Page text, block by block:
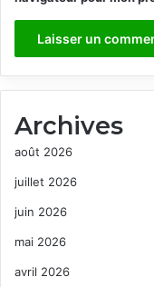
Archives
août 2026
juillet 2026
juin 2026
mai 2026
avril 2026